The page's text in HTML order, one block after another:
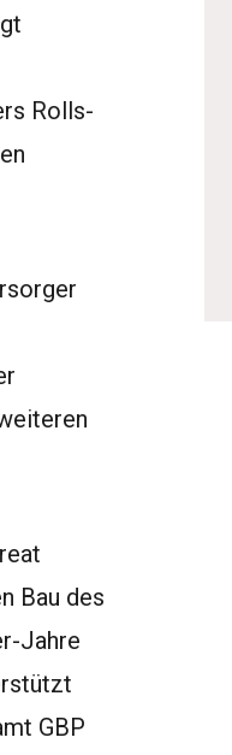
Rolls-
Bau des
Jahre
GBP